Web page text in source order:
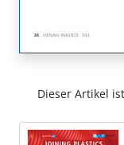
Dieser Artikel